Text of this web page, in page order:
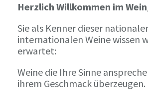
Herzlich Willkommen im
Sie als Kenner dieser
internationalen Weine wissen
erwartet:
Weine die Ihre Sinne
ihrem Geschmack überzeugen.